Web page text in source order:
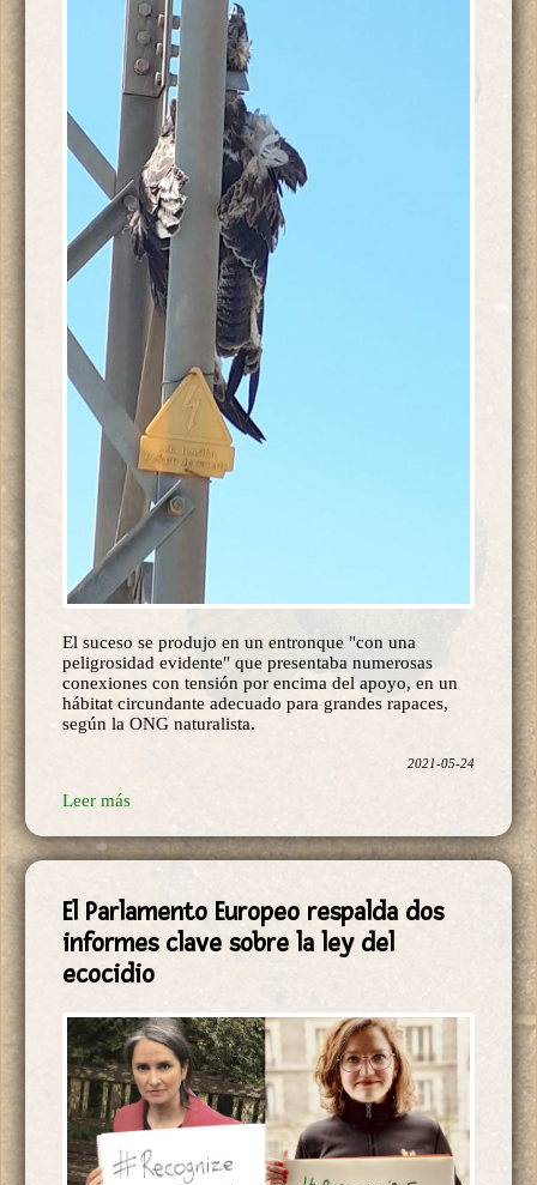
El suceso se produjo en un entronque "con una
peligrosidad evidente" que presentaba numerosas
hábitat circundante adecuado para grandes rapaces,
según la ONG naturalista.
2021-05-24
El Parlamento Europeo respalda dos
ecocidio